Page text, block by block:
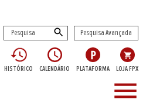
Pesquisa Avançada
HISTÓRICO CALENDÁRIO PLATAFORMA LOJA FPX
menu